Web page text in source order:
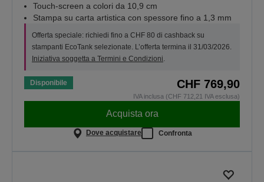
Touch-screen a colori da 10,9 cm
Stampa su carta artistica con spessore fino a 1,3 mm
Offerta speciale: richiedi fino a CHF 80 di cashback su
stampanti EcoTank selezionate. L’offerta termina il 31/03/2026.
Iniziativa soggetta a Termini e Condizioni
Disponibile CHF 769,90
IVA inclusa (CHF 712,21 IVA esclusa)
Acquista ora
Dove acquistare Confronta